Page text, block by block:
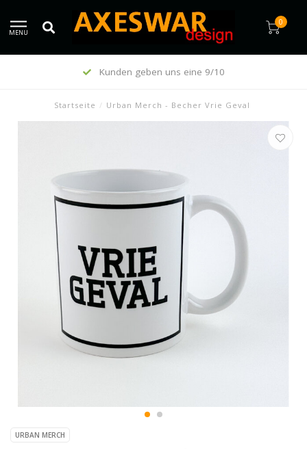
MENU
0
Kunden geben uns eine 9/10
Startseite / Urban Merch - Becher Vrie Geval
URBAN MERCH